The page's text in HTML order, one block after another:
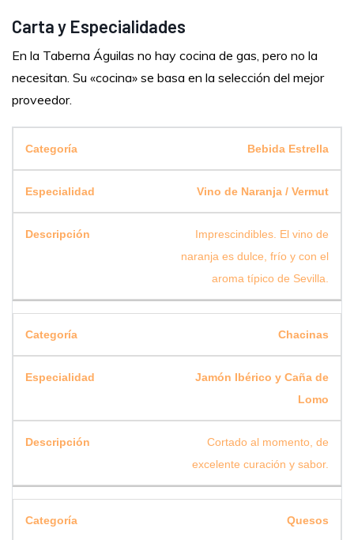
Carta y Especialidades
En la Taberna Águilas no hay cocina de gas, pero no la
necesitan. Su «cocina» se basa en la selección del mejor
proveedor.
Bebida Estrella
Vino de Naranja / Vermut
Imprescindibles. El vino de
naranja es dulce, frío y con el
aroma típico de Sevilla.
Chacinas
Jamón Ibérico y Caña de
Lomo
Cortado al momento, de
excelente curación y sabor.
Quesos